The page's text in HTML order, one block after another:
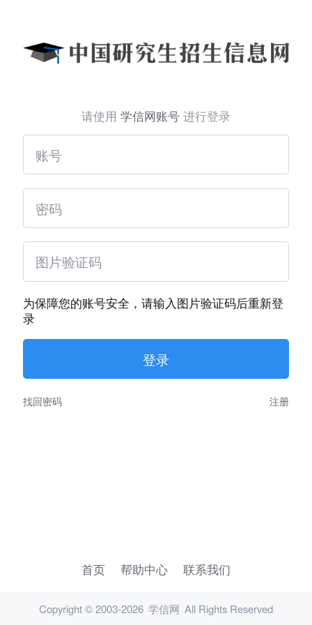
请使用 学信网账号 进行登录
为保障您的账号安全，请输入图片验证码后重新登
录
找回密码 注册
首页 帮助中心 联系我们
Copyright © 2003-2026 学信网 All Rights Reserved